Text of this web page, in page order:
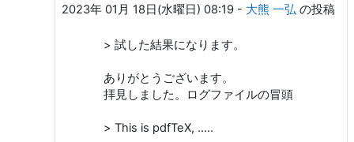
2023年 01月 18日(水曜日) 08:19 - 大熊 一弘 の投稿
> 試した結果になります。
ありがとうございます。
拝見しました。ログファイルの冒頭
> This is pdfTeX, .....